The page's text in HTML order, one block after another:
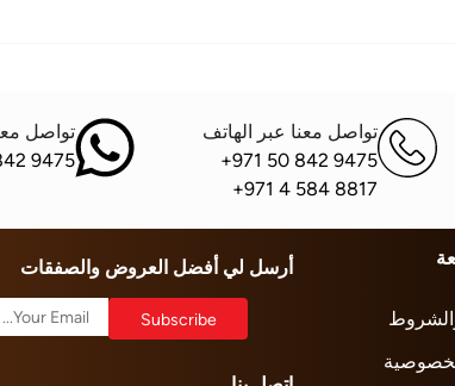
تواصل معنا عبر الهاتف
+971 50 842 9475
+971 4 584 8817
تواصل
9475
أرسل لي أفضل العروض والصفقات